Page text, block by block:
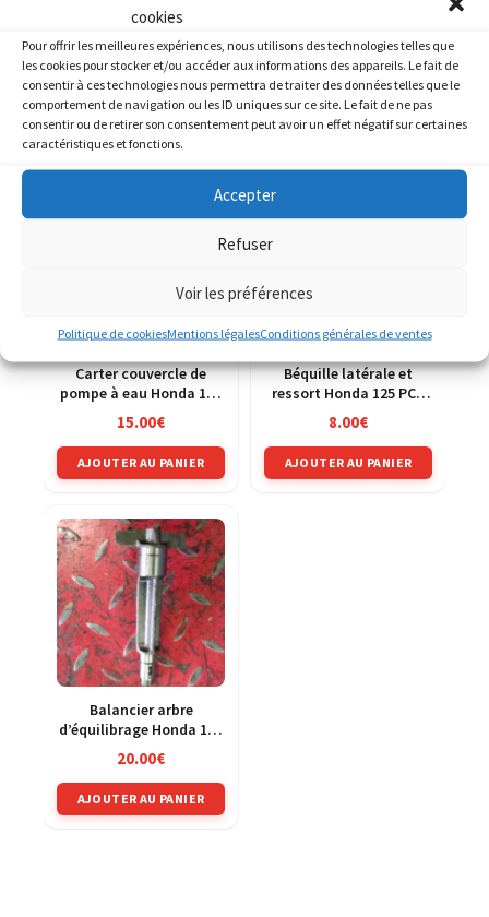
cookies
Pour offrir les meilleures expériences, nous utilisons des technologies telles que
les cookies pour stocker et/ou accéder aux informations des appareils. Le fait de
consentir à ces technologies nous permettra de traiter des données telles que le
comportement de navigation ou les ID uniques sur ce site. Le fait de ne pas
consentir ou de retirer son consentement peut avoir un effet négatif sur certaines
caractéristiques et fonctions.
Accepter
Refuser
Voir les préférences
Politique de cookiesMentions légalesConditions générales de ventes
PRODUITS SIMILAIRES
Carter couvercle de
pompe à eau Honda 125
CRM jd13a
15.00€
AJOUTER AU PANIER
Béquille latérale et
ressort Honda 125 PCX
MLHJF28A
8.00€
AJOUTER AU PANIER
Balancier arbre
d’équilibrage Honda 125
CRM jd13a
20.00€
AJOUTER AU PANIER